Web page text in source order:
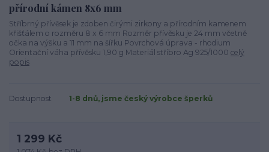
přírodní kámen 8x6 mm
Stříbrný přívěsek je zdoben čirými zirkony a přírodním kamenem
křišťálem o rozměru 8 x 6 mm Rozměr přívěsku je 24 mm včetně
očka na výšku a 11 mm na šířku Povrchová úprava - rhodium
Orientační váha přívěsku 1,90 g Materiál stříbro Ag 925/1000 celý
popis
Dostupnost 1-8 dnů, jsme český výrobce šperků
1 299 Kč